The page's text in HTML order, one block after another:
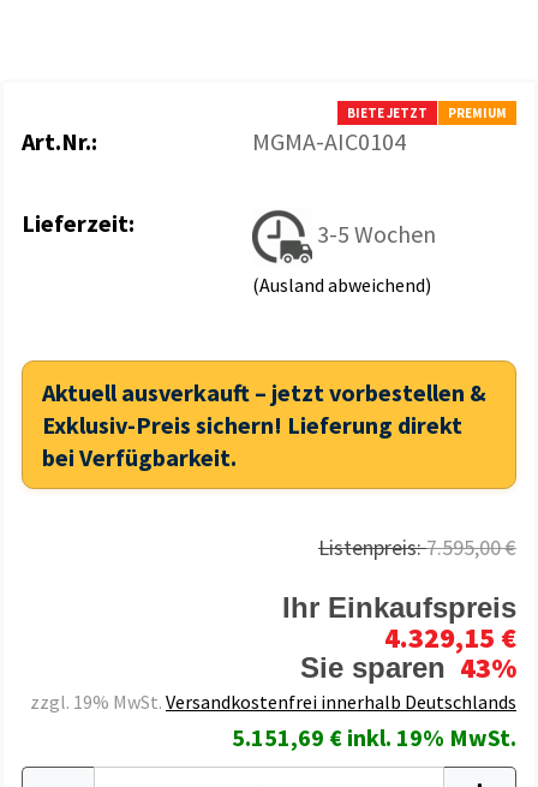
BIETE JETZT PREMIUM
Art.Nr.: MGMA-AIC0104
Lieferzeit: 3-5 Wochen
(Ausland abweichend)
Aktuell ausverkauft – jetzt vorbestellen &
Exklusiv-Preis sichern! Lieferung direkt
bei Verfügbarkeit.
Listenpreis:7.595,00 €
Ihr Einkaufspreis
4.329,15 €
Sie sparen 43%
zzgl. 19% MwSt. Versandkostenfrei innerhalb Deutschlands
5.151,69 € inkl. 19% MwSt.